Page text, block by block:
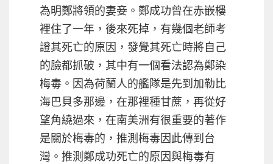
為明鄭將領的妻妾。鄭成功曾在赤嵌樓
裡住了一年，後來死掉，有幾個老師考
證其死亡的原因，發覺其死亡時將自己
的臉都抓破，其中有一個看法認為鄭染
梅毒。因為荷蘭人的艦隊是先到加勒比
海巴貝多那邊，在那裡種甘蔗，再從好
望角繞過來，在南美洲有很重要的著作
是關於梅毒的，推測梅毒因此傳到台
灣。推測鄭成功死亡的原因與梅毒有